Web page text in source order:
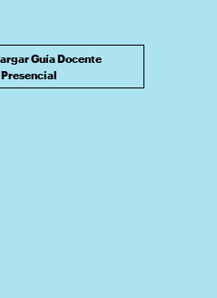
Presencial